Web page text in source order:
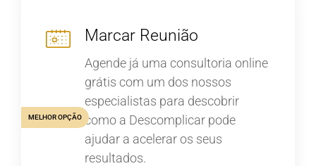
Marcar Reunião
Agende já uma consultoria online
grátis com um dos nossos
especialistas para descobrir
como a Descomplicar pode
ajudar a acelerar os seus
resultados.
MELHOR OPÇÃO